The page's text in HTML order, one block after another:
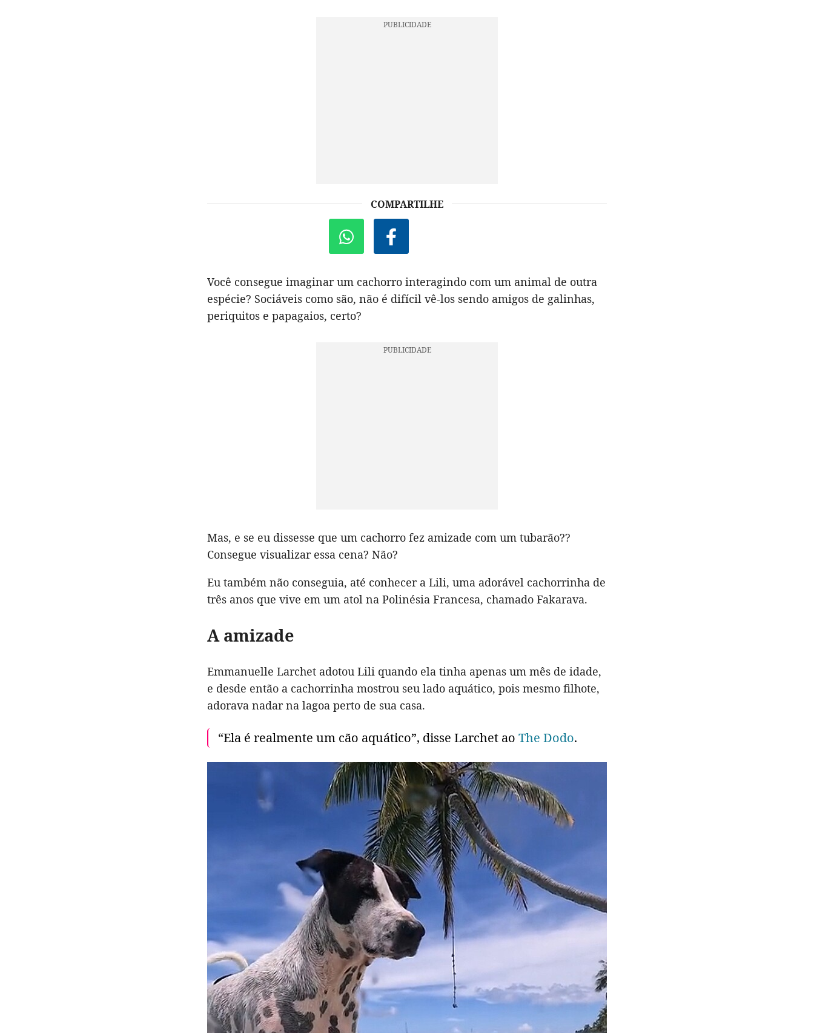
COMPARTILHE
Você consegue imaginar um cachorro interagindo com um animal de outra
espécie? Sociáveis como são, não é difícil vê-los sendo amigos de galinhas,
periquitos e papagaios, certo?
Mas, e se eu dissesse que um cachorro fez amizade com um tubarão??
Consegue visualizar essa cena? Não?
Eu também não conseguia, até conhecer a Lili, uma adorável cachorrinha de
três anos que vive em um atol na Polinésia Francesa, chamado Fakarava.
A amizade
Emmanuelle Larchet adotou Lili quando ela tinha apenas um mês de idade,
e desde então a cachorrinha mostrou seu lado aquático, pois mesmo filhote,
adorava nadar na lagoa perto de sua casa.
“Ela é realmente um cão aquático”, disse Larchet ao The Dodo.